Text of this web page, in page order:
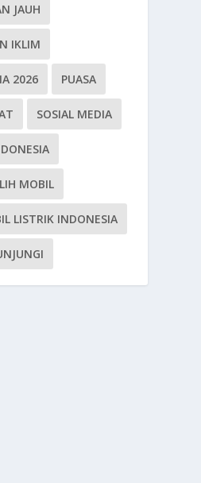
JAUH
IKLIM
2026 PUASA
SOSIAL MEDIA
MOBIL
LISTRIK INDONESIA